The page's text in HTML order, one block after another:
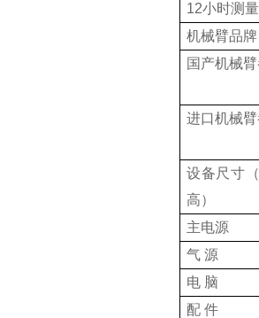
12小时测
机械臂品牌
国产机械
进口机械
设备尺寸
高）
主电源
气 源
电 脑
配 件